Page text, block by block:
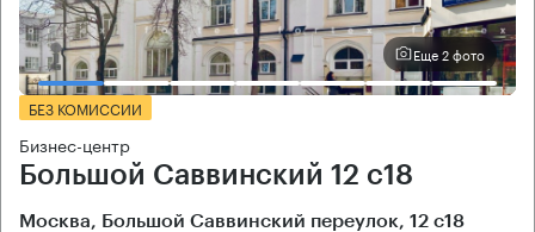
Еще 2 фото
БЕЗ КОМИССИИ
Бизнес-центр
Большой Саввинский 12 с18
Москва, Большой Саввинский переулок, 12 с18